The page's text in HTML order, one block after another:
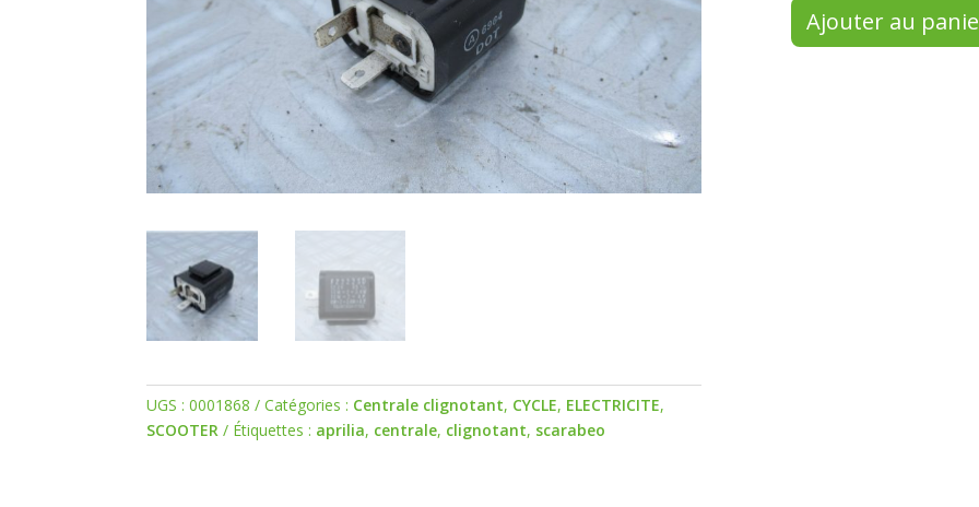
UGS :0001868 Catégories : Centrale clignotant, CYCLE, ELECTRICITE,
SCOOTER
Étiquettes : aprilia, centrale, clignotant, scarabeo
Ajouter au